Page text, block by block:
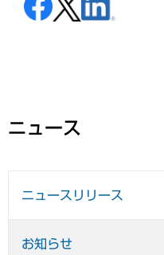
ニュース
ニュースリリース
お知らせ